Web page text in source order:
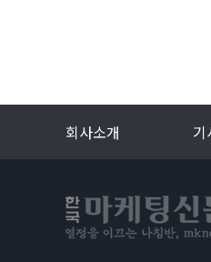
회사소개 기